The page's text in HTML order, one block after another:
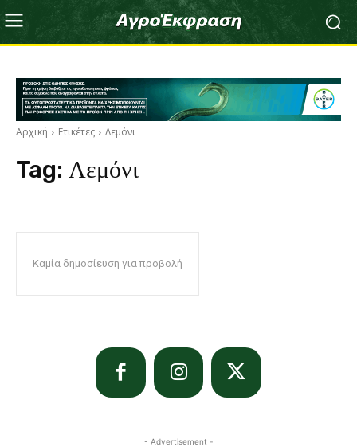
Αρχική Ετικέτες Λεμόνι
Tag: Λεμόνι
Καμία δημοσίευση για προβολή
- Advertisement -